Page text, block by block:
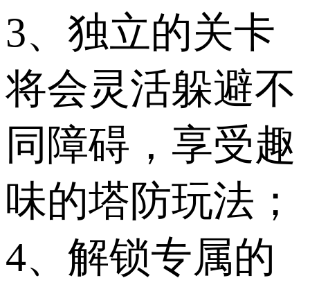
3、独立的关卡
将会灵活躲避不
同障碍，享受趣
味的塔防玩法；
4、解锁专属的